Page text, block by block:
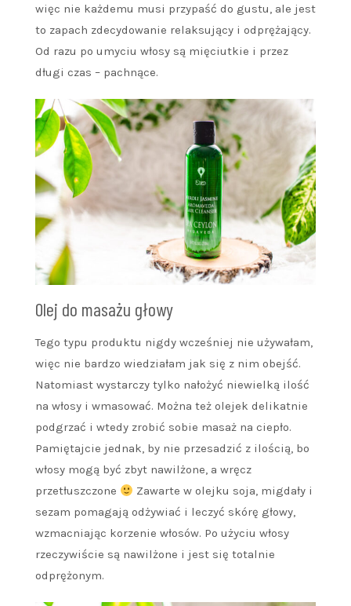
więc nie każdemu musi przypaść do gustu, ale jest
to zapach zdecydowanie relaksujący i odprężający.
Od razu po umyciu włosy są mięciutkie i przez
długi czas – pachnące.
Olej do masażu głowy
Tego typu produktu nigdy wcześniej nie używałam,
więc nie bardzo wiedziałam jak się z nim obejść.
Natomiast wystarczy tylko nałożyć niewielką ilość
na włosy i wmasować. Można też olejek delikatnie
podgrzać i wtedy zrobić sobie masaż na ciepło.
Pamiętajcie jednak, by nie przesadzić z ilością, bo
włosy mogą być zbyt nawilżone, a wręcz
przetłuszczone
Zawarte w olejku soja, migdały i
sezam pomagają odżywiać i leczyć skórę głowy,
wzmacniając korzenie włosów. Po użyciu włosy
rzeczywiście są nawilżone i jest się totalnie
odprężonym.